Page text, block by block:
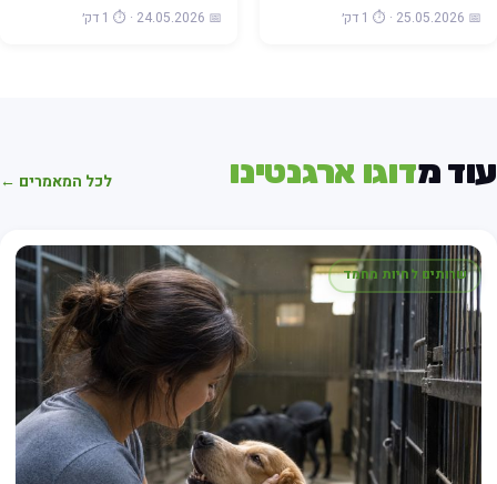
📅 25.05.2026 · ⏱️ 1 דק׳ 📅 24.05.2026 · ⏱️ 1 דק׳
מדוגו ארגנטינו לכל המאמרים ←
שרותים לחיות מחמד